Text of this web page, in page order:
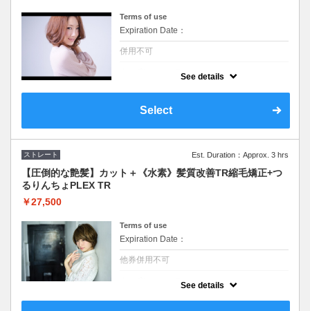
Terms of use
Expiration Date：
併用不可
話題の炭酸marrbケアでしっかり流して専用
の豊富な処理剤＆TRシステムで徹底ケア！！
See details
Select
ストレート Est. Duration：Approx. 3 hrs
【圧倒的な艶髪】カット＋《水素》髪質改善TR縮毛矯正+つ
るりんちょPLEX TR
￥27,500
Terms of use
Expiration Date：
他券併用不可
内部に蓄積されている悪玉活性酸素を除去し
See details